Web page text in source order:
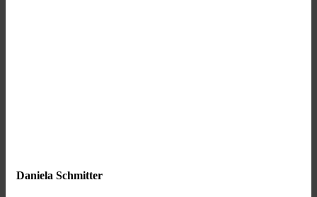
Daniela Schmitter